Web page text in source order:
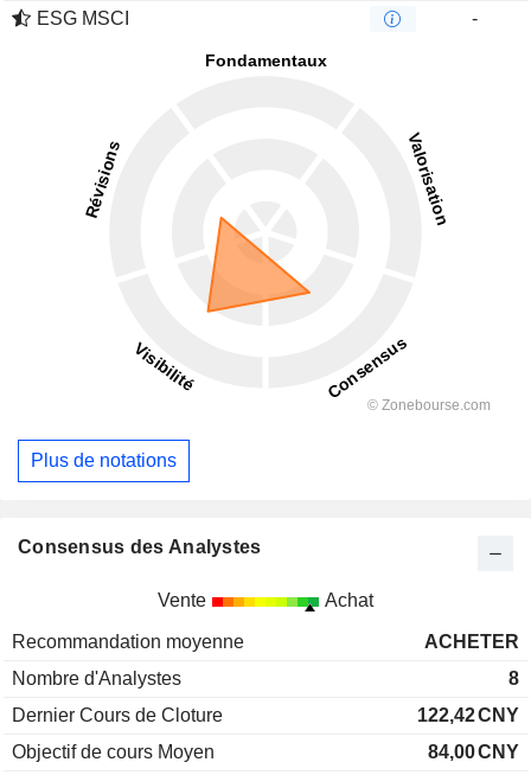
ESG MSCI
-
Plus de notations
Consensus des Analystes
Vente Achat
Recommandation moyenne
ACHETER
Nombre d'Analystes
8
Dernier Cours de Cloture
122,42CNY
Objectif de cours Moyen
84,00CNY